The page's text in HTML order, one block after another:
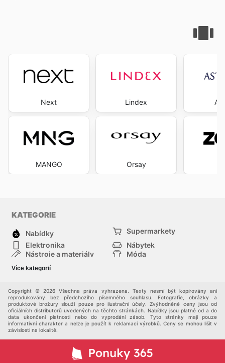
Next
MANGO
Lindex
Orsay
KATEGORIE
Nabídky
Supermarkety
Elektronika
Nábytek
Nástroje a materiály
Móda
Děti
Více kategorií
Copyright © 2026 Všechna práva vyhrazena. Texty nesmí být kopírovány ani
reprodukovány bez předchozího písemného souhlasu. Fotografie, obrázky a
produktové brožury slouží pouze pro ilustrační účely. Zvýhodněné ceny jsou od
oficiálních distributorů uvedených na těchto stránkách. Nabídky jsou platné od a do
data ukončení platnosti nebo do vyprodání zásob. Tyto stránky mají pouze
informativní charakter a nelze je použít k reklamaci výrobků. Ceny se mohou lišit v
závislosti na lokalitě.